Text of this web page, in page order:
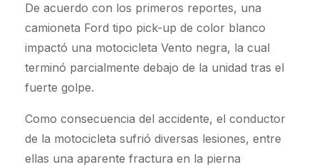
De acuerdo con los primeros reportes, una
camioneta Ford tipo pick-up de color blanco
impactó una motocicleta Vento negra, la cual
terminó parcialmente debajo de la unidad tras el
fuerte golpe.
Como consecuencia del accidente, el conductor
de la motocicleta sufrió diversas lesiones, entre
ellas una aparente fractura en la pierna